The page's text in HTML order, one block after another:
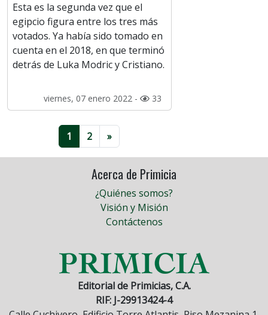
Esta es la segunda vez que el
egipcio figura entre los tres más
votados. Ya había sido tomado en
cuenta en el 2018, en que terminó
detrás de Luka Modric y Cristiano.
viernes, 07 enero 2022 - 33
1 2 »
Acerca de Primicia
¿Quiénes somos?
Visión y Misión
Contáctenos
Editorial de Primicias, C.A.
RIF: J-29913424-4